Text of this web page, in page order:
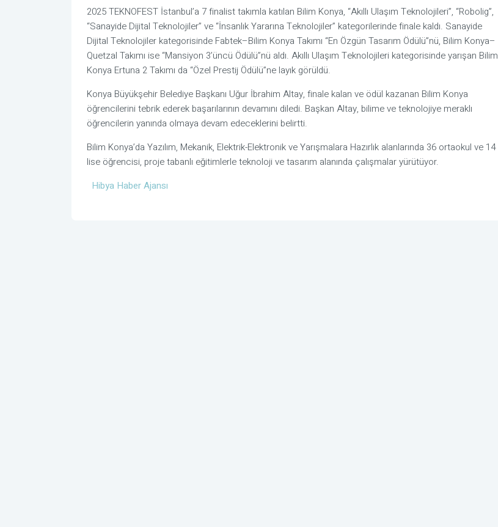
2025 TEKNOFEST İstanbul’a 7 finalist takımla katılan Bilim Konya, “Akıllı Ulaşım Teknolojileri”, “Robolig”,
“Sanayide Dijital Teknolojiler” ve “İnsanlık Yararına Teknolojiler” kategorilerinde finale kaldı. Sanayide
Dijital Teknolojiler kategorisinde Fabtek–Bilim Konya Takımı “En Özgün Tasarım Ödülü”nü, Bilim Konya–
Quetzal Takımı ise “Mansiyon 3’üncü Ödülü”nü aldı. Akıllı Ulaşım Teknolojileri kategorisinde yarışan Bilim
Konya Ertuna 2 Takımı da “Özel Prestij Ödülü”ne layık görüldü.
Konya Büyükşehir Belediye Başkanı Uğur İbrahim Altay, finale kalan ve ödül kazanan Bilim Konya
öğrencilerini tebrik ederek başarılarının devamını diledi. Başkan Altay, bilime ve teknolojiye meraklı
öğrencilerin yanında olmaya devam edeceklerini belirtti.
Bilim Konya’da Yazılım, Mekanik, Elektrik-Elektronik ve Yarışmalara Hazırlık alanlarında 36 ortaokul ve 14
lise öğrencisi, proje tabanlı eğitimlerle teknoloji ve tasarım alanında çalışmalar yürütüyor.
Hibya Haber Ajansı